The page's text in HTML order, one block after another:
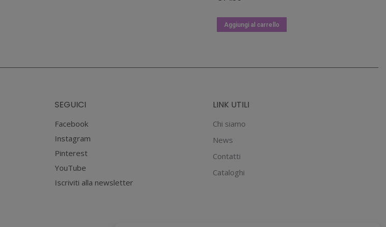
Aggiungi al carrello
SEGUICI
Facebook
Instagram
Pinterest
YouTube
Iscriviti alla newsletter
LINK UTILI
Chi siamo
News
Contatti
Cataloghi